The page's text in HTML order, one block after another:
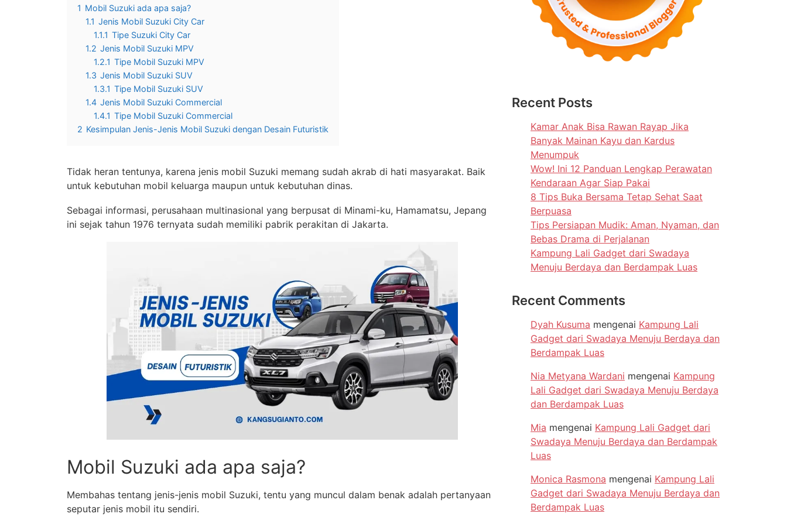
1 Mobil Suzuki ada apa saja?
1.1 Jenis Mobil Suzuki City Car
1.1.1 Tipe Suzuki City Car
1.2 Jenis Mobil Suzuki MPV
1.2.1 Tipe Mobil Suzuki MPV
1.3 Jenis Mobil Suzuki SUV
1.3.1 Tipe Mobil Suzuki SUV
1.4 Jenis Mobil Suzuki Commercial
1.4.1 Tipe Mobil Suzuki Commercial
2 Kesimpulan Jenis-Jenis Mobil Suzuki dengan Desain Futuristik
Tidak heran tentunya, karena jenis mobil Suzuki memang sudah akrab di hati masyarakat. Baik
untuk kebutuhan mobil keluarga maupun untuk kebutuhan dinas.
Sebagai informasi, perusahaan multinasional yang berpusat di Minami-ku, Hamamatsu, Jepang
ini sejak tahun 1976 ternyata sudah memiliki pabrik perakitan di Jakarta.
Mobil Suzuki ada apa saja?
Membahas tentang jenis-jenis mobil Suzuki, tentu yang muncul dalam benak adalah pertanyaan
seputar jenis mobil itu sendiri.
Recent Posts
Kamar Anak Bisa Rawan Rayap Jika
Banyak Mainan Kayu dan Kardus
Menumpuk
Wow! Ini 12 Panduan Lengkap Perawatan
Kendaraan Agar Siap Pakai
8 Tips Buka Bersama Tetap Sehat Saat
Berpuasa
Tips Persiapan Mudik: Aman, Nyaman, dan
Bebas Drama di Perjalanan
Kampung Lali Gadget dari Swadaya
Menuju Berdaya dan Berdampak Luas
Recent Comments
Dyah Kusuma mengenai Kampung Lali
Gadget dari Swadaya Menuju Berdaya dan
Berdampak Luas
Nia Metyana Wardani mengenai Kampung
Lali Gadget dari Swadaya Menuju Berdaya
dan Berdampak Luas
Mia mengenai Kampung Lali Gadget dari
Swadaya Menuju Berdaya dan Berdampak
Luas
Monica Rasmona mengenai Kampung Lali
Gadget dari Swadaya Menuju Berdaya dan
Berdampak Luas